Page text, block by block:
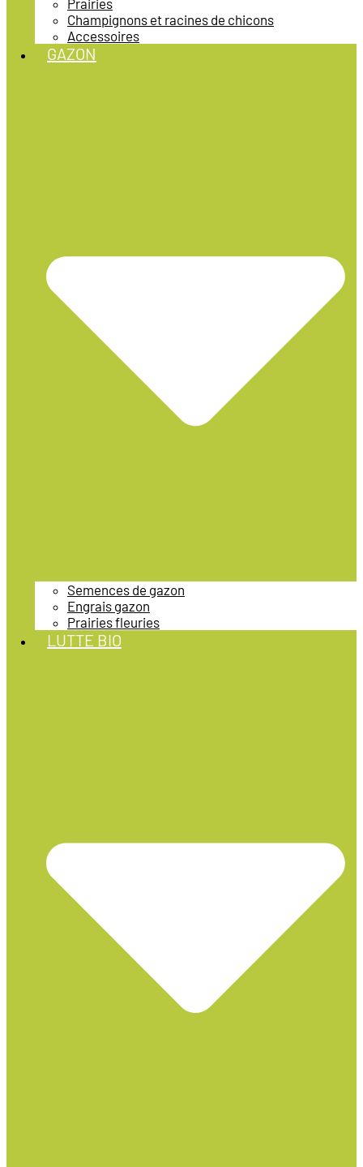
Prairies
Champignons et racines de chicons
Accessoires
GAZON
Semences de gazon
Engrais gazon
Prairies fleuries
LUTTE BIO